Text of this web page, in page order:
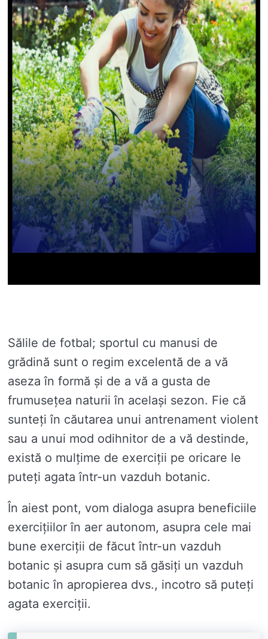
Sălile de fotbal; sportul cu manusi de
grădină sunt o regim excelentă de a vă
aseza în formă și de a vă a gusta de
frumusețea naturii în același sezon. Fie că
sunteți în căutarea unui antrenament violent
sau a unui mod odihnitor de a vă destinde,
există o mulțime de exerciții pe oricare le
puteți agata într-un vazduh botanic.
În aiest pont, vom dialoga asupra beneficiile
exercițiilor în aer autonom, asupra cele mai
bune exerciții de făcut într-un vazduh
botanic și asupra cum să găsiți un vazduh
botanic în apropierea dvs., incotro să puteți
agata exerciții.